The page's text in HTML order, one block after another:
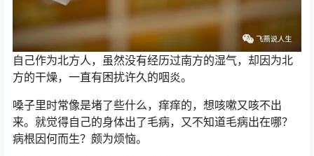
自己作为北方人，虽然没有经历过南方的湿气，却因为北
方的干燥，一直有困扰许久的咽炎。
嗓子里时常像是堵了些什么，痒痒的，想咳嗽又咳不出
来。就觉得自己的身体出了毛病，又不知道毛病出在哪？
病根因何而生？颇为烦恼。